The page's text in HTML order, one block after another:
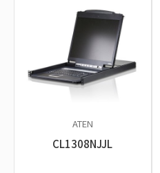
ATEN
CL1308NJJL